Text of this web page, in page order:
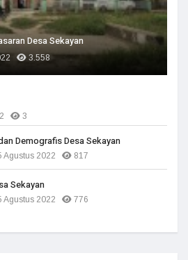
Desa Sekayan
3.558
3
Demografis Desa Sekayan
Agustus 2022 817
Sekayan
Agustus 2022 776